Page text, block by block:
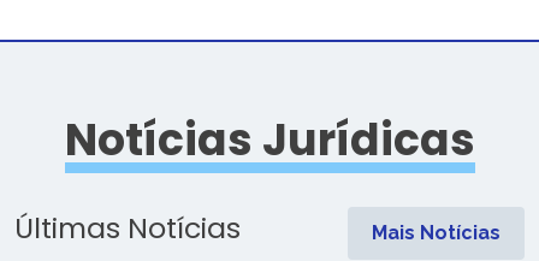
Notícias Jurídicas
Últimas Notícias Mais Notícias